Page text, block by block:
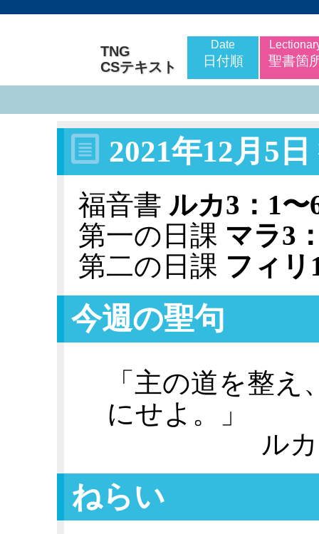
TNG
CSテキスト
Date
日付順 聖書箇
2021年12月5
福音書 ルカ3：1〜
第一の日課 マラ3
第二の日課 フィリ
今週の聖句
「主の道を整
にせよ。」
ル
ねらい